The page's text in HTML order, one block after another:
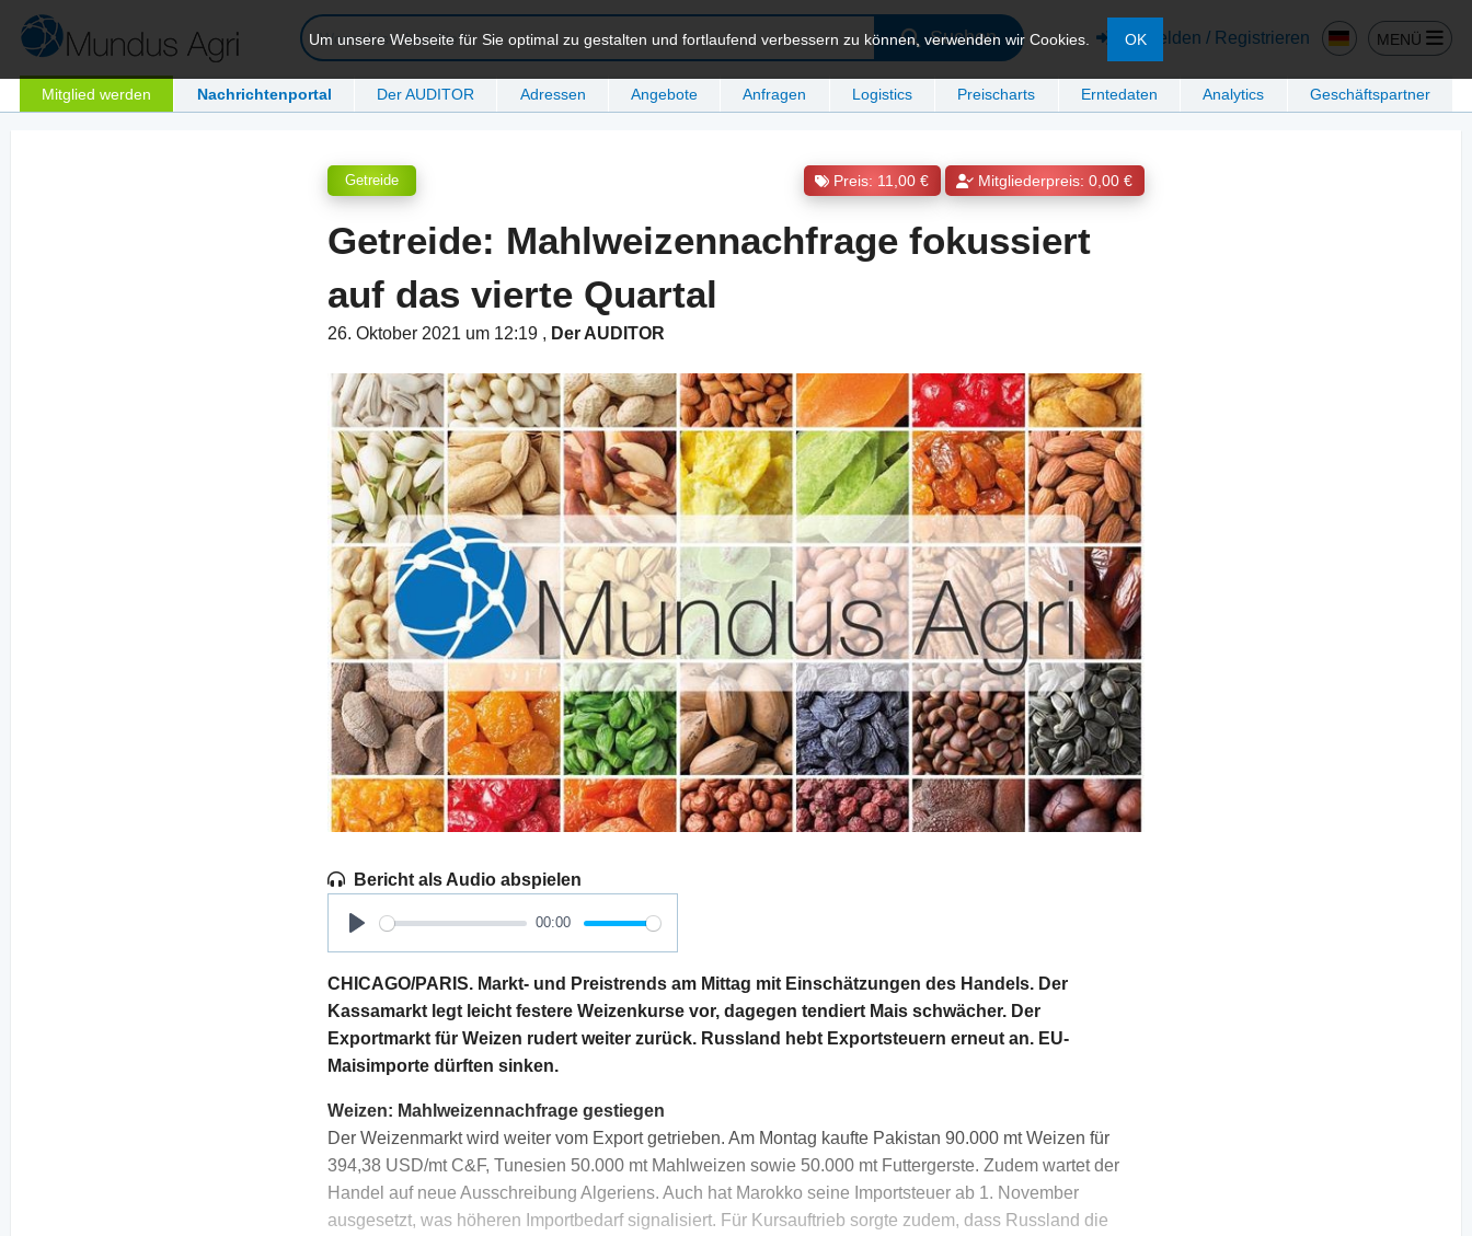
Suchen Anmelden / Registrieren MENÜ
Mitglied werden Nachrichtenportal Der AUDITOR Adressen Angebote Anfragen Logistics Preischarts Erntedaten Analytics Geschäftspartner
Um unsere Webseite für Sie optimal zu gestalten und fortlaufend verbessern zu können, verwenden wir Cookies. OK
Getreide Preis: 11,00 € Mitgliederpreis: 0,00 €
Getreide: Mahlweizennachfrage fokussiert
auf das vierte Quartal
26. Oktober 2021 um 12:19 , Der AUDITOR
Bericht als Audio abspielen
Play
00:00
CHICAGO/PARIS. Markt- und Preistrends am Mittag mit Einschätzungen des Handels. Der
Kassamarkt legt leicht festere Weizenkurse vor, dagegen tendiert Mais schwächer. Der
Exportmarkt für Weizen rudert weiter zurück. Russland hebt Exportsteuern erneut an. EU-
Maisimporte dürften sinken.
Weizen: Mahlweizennachfrage gestiegen
Der Weizenmarkt wird weiter vom Export getrieben. Am Montag kaufte Pakistan 90.000 mt Weizen für
394,38 USD/mt C&F, Tunesien 50.000 mt Mahlweizen sowie 50.000 mt Futtergerste. Zudem wartet der
Handel auf neue Ausschreibung Algeriens. Auch hat Marokko seine Importsteuer ab 1. November
ausgesetzt, was höheren Importbedarf signalisiert. Für Kursauftrieb sorgte zudem, dass Russland die